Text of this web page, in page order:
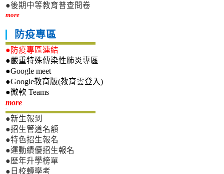
●後期中等教育普查問卷
more
防疫專區
●防疫專區連結
●嚴重特殊傳染性肺炎專區
●Google meet
●Google教育版(教育雲登入)
●微軟 Teams
more新生專區
●新生報到
●招生管道名額
●特色招生報名
●運動績優招生報名
●歷年升學榜單
●日校轉學考